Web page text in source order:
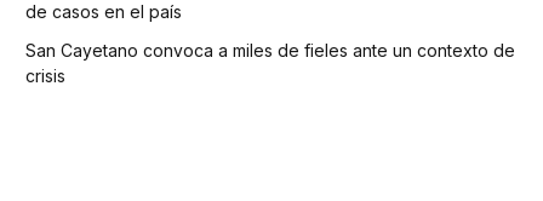
de casos en el país
San Cayetano convoca a miles de fieles ante un contexto de
crisis